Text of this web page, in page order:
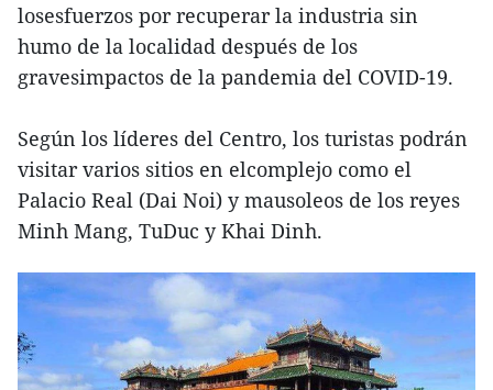
losesfuerzos por recuperar la industria sin
humo de la localidad después de los
gravesimpactos de la pandemia del COVID-19.
Según los líderes del Centro, los turistas podrán
visitar varios sitios en elcomplejo como el
Palacio Real (Dai Noi) y mausoleos de los reyes
Minh Mang, TuDuc y Khai Dinh.